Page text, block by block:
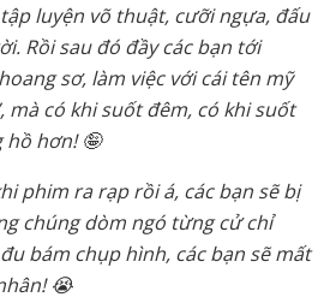
luyện võ thuật, cưỡi ngựa, đấu
Rồi sau đó đầy các bạn tới
sơ, làm việc với cái tên mỹ
mà có khi suốt đêm, có khi suốt
hồ hơn! 🤪
phim ra rạp rồi á, các bạn sẽ bị
chúng dòm ngó từng cử chỉ
bám chụp hình, các bạn sẽ mất
😭